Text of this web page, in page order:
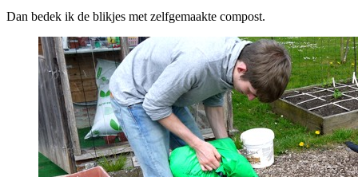
Dan bedek ik de blikjes met zelfgemaakte compost.